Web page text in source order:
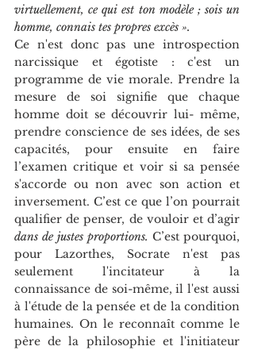
virtuellement, ce qui est ton modèle ; sois un
homme, connais tes propres excès ».
Ce n'est donc pas une introspection
narcissique et égotiste : c'est un
programme de vie morale. Prendre la
mesure de soi signifie que chaque
homme doit se découvrir lui- même,
prendre conscience de ses idées, de ses
capacités, pour ensuite en faire
l’examen critique et voir si sa pensée
s'accorde ou non avec son action et
inversement. C’est ce que l’on pourrait
dans de justes proportions. C’est pourquoi,
pour Lazorthes, Socrate n'est pas
seulement l'incitateur à la
connaissance de soi-même, il l'est aussi
à l'étude de la pensée et de la condition
humaines. On le reconnaît comme le
père de la philosophie et l'initiateur